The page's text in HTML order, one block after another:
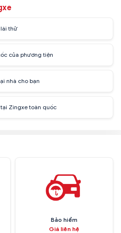
thử
của phương tiện
nhà cho bạn
Zingxe toàn quốc
Bảo hiểm
Giá liên hệ